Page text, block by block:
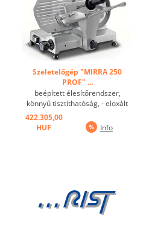
Szeletelőgép "MIRRA 250
PROF" ...
beépített élesítőrendszer,
könnyű tisztíthatóság, - eloxált
alumíniumötvözet, edzett
kovácsolt acél kés, - 25°
késdőlésszögggel ...
422.305,00
HUF
Info